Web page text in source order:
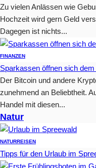
Zu vielen Anlässen wie
Hochzeit wird gern Geld
Dagegen ist nichts...
FINANZEN
Sparkassen öffnen sich
Der Bitcoin und andere
zunehmend an Beliebtheit.
Handel mit diesen...
Natur
NATURREISEN
Tipps für den Urlaub im